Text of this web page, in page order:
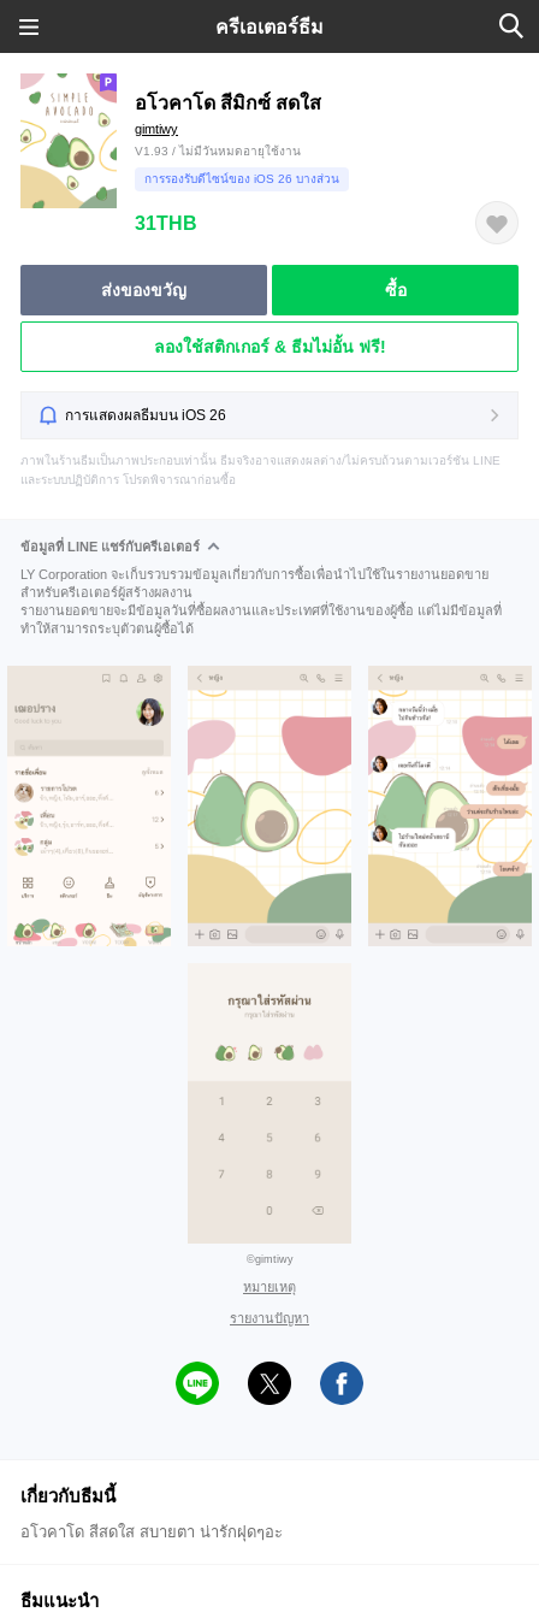
ครีเอเตอร์ธีม
อโวคาโด สีมิกซ์ สดใส
gimtiwy
V1.93 / ไม่มีวันหมดอายุใช้งาน
การรองรับดีไซน์ของ iOS 26 บางส่วน
31THB
ส่งของขวัญ ซื้อ
ลองใช้สติกเกอร์ & ธีมไม่อั้น ฟรี!
การแสดงผลธีมบน iOS 26
ภาพในร้านธีมเป็นภาพประกอบเท่านั้น ธีมจริงอาจแสดงผลต่าง/ไม่ครบถ้วนตามเวอร์ชัน LINE
และระบบปฏิบัติการ โปรดพิจารณาก่อนซื้อ
ข้อมูลที่ LINE แชร์กับครีเอเตอร์
LY Corporation จะเก็บรวบรวมข้อมูลเกี่ยวกับการซื้อเพื่อนำไปใช้ในรายงานยอดขาย
สำหรับครีเอเตอร์ผู้สร้างผลงาน
รายงานยอดขายจะมีข้อมูลวันที่ซื้อผลงานและประเทศที่ใช้งานของผู้ซื้อ แต่ไม่มีข้อมูลที่
ทำให้สามารถระบุตัวตนผู้ซื้อได้
©gimtiwy
หมายเหตุ
รายงานปัญหา
เกี่ยวกับธีมนี้
อโวคาโด สีสดใส สบายตา น่ารักฝุดๆอะ
ธีมแนะนำ